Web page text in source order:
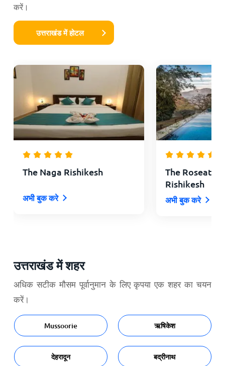
करें।
उत्तराखंड में होटल
The Naga Rishikesh
अभी बुक करे
The Roseate
Rishikesh
अभी बुक करे
उत्तराखंड में शहर
अधिक सटीक मौसम पूर्वानुमान के लिए कृपया एक शहर का चयन
करें।
Mussoorie ऋषिकेश
देहरादून बद्रीनाथ